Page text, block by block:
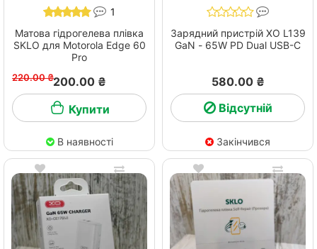
1
Матова гідрогелева плівка
SKLO для Motorola Edge 60
Pro
220.00 ₴200.00 ₴
Купити
В наявності
Зарядний пристрій XO L139
GaN - 65W PD Dual USB-C
580.00 ₴
Відсутній
Закінчився